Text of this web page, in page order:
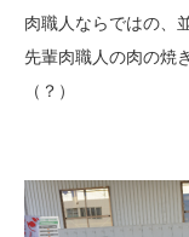
肉職人ならではの、
先輩肉職人の肉の焼
（？）